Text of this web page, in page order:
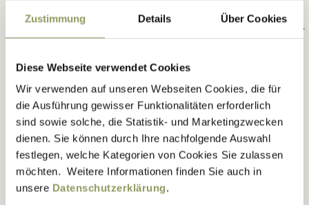
Zustimmung Details Über Cookies
Diese Webseite verwendet Cookies
Wir verwenden auf unseren Webseiten Cookies, die für
die Ausführung gewisser Funktionalitäten erforderlich
sind sowie solche, die Statistik- und Marketingzwecken
dienen. Sie können durch Ihre nachfolgende Auswahl
festlegen, welche Kategorien von Cookies Sie zulassen
möchten. Weitere Informationen finden Sie auch in
unsere Datenschutzerklärung.
Ausgezeichnet: Regional
Das Bewusstsein für
nachhaltigen Produktion
regionaler Lebensmittel
stieg weiter an. Erstmals
wurden herausragende
Konzepte mit regionaler
Prägung vom
Branchenmagazin
LEBENSMITTEL PRAXIS
und der Internationalen